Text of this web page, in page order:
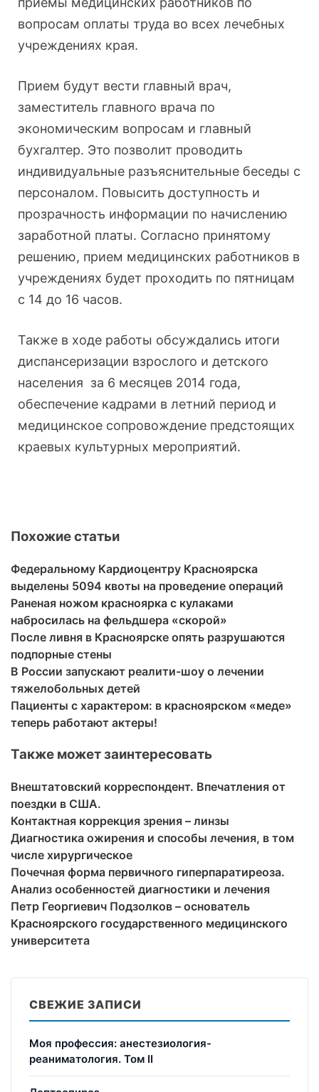
вопросам оплаты труда во всех лечебных
учреждениях края.
Прием будут вести главный врач,
заместитель главного врача по
экономическим вопросам и главный
бухгалтер. Это позволит проводить
индивидуальные разъяснительные беседы с
персоналом. Повысить доступность и
прозрачность информации по начислению
заработной платы. Согласно принятому
решению, прием медицинских работников в
учреждениях будет проходить по пятницам
с 14 до 16 часов.
Также в ходе работы обсуждались итоги
диспансеризации взрослого и детского
населения за 6 месяцев 2014 года,
обеспечение кадрами в летний период и
медицинское сопровождение предстоящих
краевых культурных мероприятий.
Похожие статьи
Федеральному Кардиоцентру Красноярска
выделены 5094 квоты на проведение операций
Раненая ножом красноярка с кулаками
набросилась на фельдшера «скорой»
После ливня в Красноярске опять разрушаются
подпорные стены
В России запускают реалити-шоу о лечении
тяжелобольных детей
Пациенты с характером: в красноярском «меде»
теперь работают актеры!
Также может заинтересовать
Внештатовский корреспондент. Впечатления от
поездки в США.
Контактная коррекция зрения – линзы
Диагностика ожирения и способы лечения, в том
числе хирургическое
Почечная форма первичного гиперпаратиреоза.
Анализ особенностей диагностики и лечения
Петр Георгиевич Подзолков – основатель
Красноярского государственного медицинского
университета
СВЕЖИЕ ЗАПИСИ
Моя профессия: анестезиология-
реаниматология. Том II